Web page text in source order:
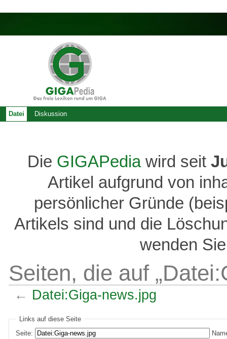
Die GIGAPediawird seit
Artikel aufgrund von
persönlicher Gründe
Artikels sind und die
wenden
Seiten, die auf
← Datei:Giga-news.jpg
Links auf diese Seite
Seite:
Datei Diskussion